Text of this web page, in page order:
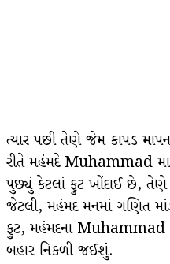
ત્યાર પછી તેણે જેમ કાપડ
રીતે મહંમદે Muhammad
પુછ્યું કેટલાં ફુટ ખોંદાઈ છે,
જેટલી, મહંમદ મનમાં ગણિત
ફુટ, મહંમદના
બહાર નિકળી જઈશું.